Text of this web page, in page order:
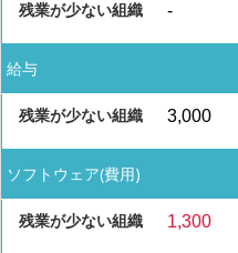
-
給与
3,000
ソフトウェア(費用)
1,300